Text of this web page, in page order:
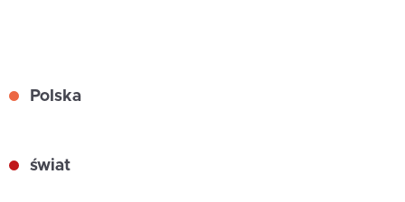
Polska
świat